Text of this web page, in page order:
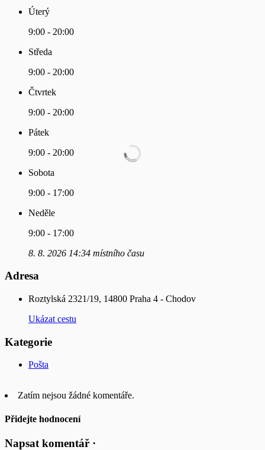
Úterý
9:00 - 20:00
Středa
9:00 - 20:00
Čtvrtek
9:00 - 20:00
Pátek
9:00 - 20:00
Sobota
9:00 - 17:00
Neděle
9:00 - 17:00
8. 8. 2026 14:34 místního času
Adresa
Roztylská 2321/19, 14800 Praha 4 - Chodov
Ukázat cestu
Kategorie
Pošta
Zatím nejsou žádné komentáře.
Přidejte hodnocení
Napsat komentář ·